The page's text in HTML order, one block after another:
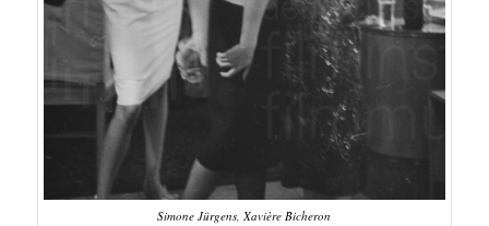
Simone Jürgens, Xavière Bicheron